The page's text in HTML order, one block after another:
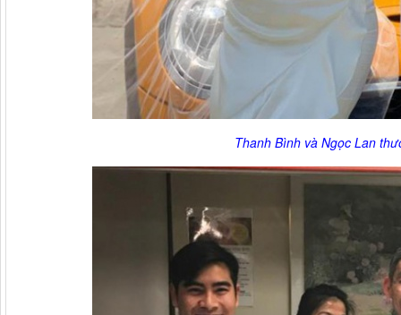
Thanh Bình và Ngọc Lan